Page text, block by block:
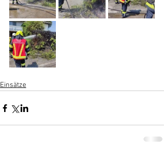
Einsätze